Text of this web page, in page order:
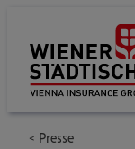
Presse